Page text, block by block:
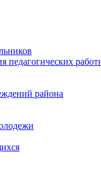
педагогических
района